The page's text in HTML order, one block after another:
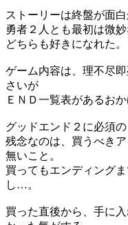
ストーリーは終盤が面白
勇者２人とも最初は微
どちらも好きになれた。
ゲーム内容は、理不尽
さいが
ＥＮＤ一覧表があるお
グッドエンド２に必須
残念なのは、買うべき
無いこと。
買ってもエンディング
し…。
買った直後から、手に